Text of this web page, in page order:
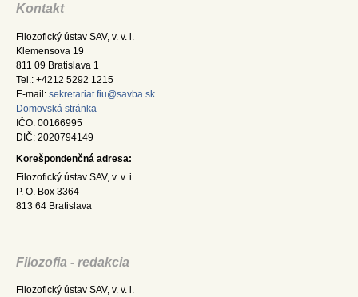
Kontakt
Filozofický ústav SAV, v. v. i.
Klemensova 19
811 09 Bratislava 1
Tel.: +4212 5292 1215
E-mail: sekretariat.fiu@savba.sk
Domovská stránka
IČO: 00166995
DIČ: 2020794149
Korešpondenčná adresa:
Filozofický ústav SAV, v. v. i.
P. O. Box 3364
813 64 Bratislava
Filozofia - redakcia
Filozofický ústav SAV, v. v. i.